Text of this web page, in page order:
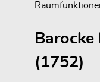
(1752)